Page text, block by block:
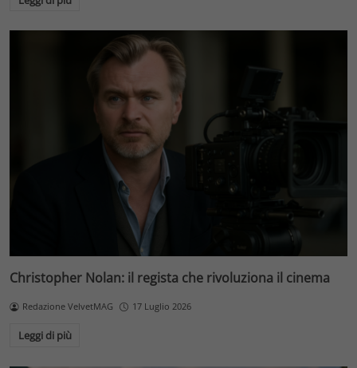
Christopher Nolan: il regista che rivoluziona il cinema
Redazione VelvetMAG 17 Luglio 2026
Leggi di più